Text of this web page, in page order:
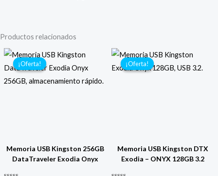
Productos relacionados
¡Oferta!
¡Oferta!
Memoria USB Kingston 256GB
DataTraveler Exodia Onyx
¡Oferta!
¡Oferta!
Memoria USB Kingston DTX
Exodia – ONYX 128GB 3.2